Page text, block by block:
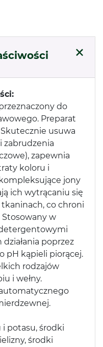
do
Preparat
usuwa
zabrudzenia
zapewnia
koloru i
jony
ich wytrącaniu się
co chroni
Stosowany w
poprzez
pH kąpieli piorącej.
rodzajów
i wełny.
potasu, środki
środki